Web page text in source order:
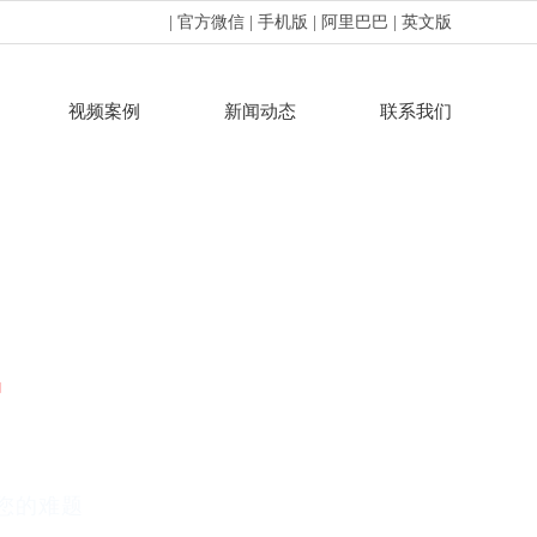
| 官方微信 | 手机版 | 阿里巴巴 | 英文版
视频案例 新闻动态 联系我们